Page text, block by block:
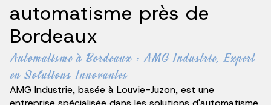
automatisme près de
Bordeaux
Automatisme à Bordeaux : AMG Industrie, Expert
en Solutions Innovantes
AMG Industrie, basée à Louvie-Juzon, est une